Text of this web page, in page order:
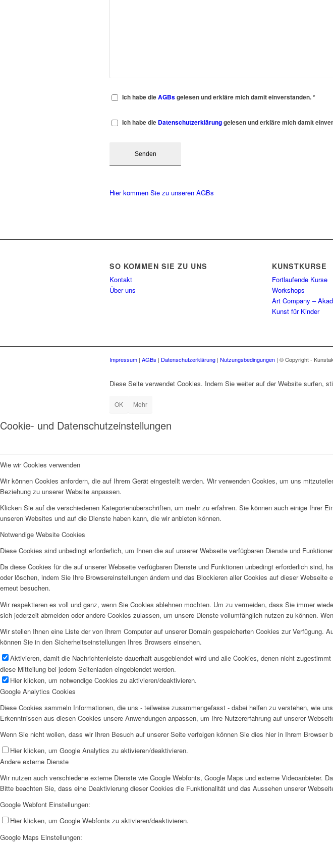
Ich habe dieAGBsgelesen und erkläre mich damit einverstanden.*
Ich habe die Datenschutzerklärunggelesen und erkläre mich damit
Hier kommen Sie zu unseren AGBs
SO KOMMEN SIE ZU UNS
Kontakt
Über uns
KUNSTKURSE
Fortlaufende Kurse
Workshops
Art Company –
Kunst für Kinder
Impressum | AGBs | Datenschutzerklärung | Nutzungsbedingungen | © Copyright -
Diese Seite verwendet Cookies. Indem Sie weiter auf der Website surfen,
OK Mehr
Cookie- und Datenschutzeinstellungen
Wie wir Cookies verwenden
Wir können Cookies anfordern, die auf Ihrem Gerät eingestellt werden. Wir verwenden Cookies, um uns
Beziehung zu unserer Website anpassen.
Klicken Sie auf die verschiedenen Kategorienüberschriften, um mehr zu erfahren. Sie können auch einige Ihrer
unseren Websites und auf die Dienste haben kann, die wir anbieten können.
Notwendige Website Cookies
Diese Cookies sind unbedingt erforderlich, um Ihnen die auf unserer Webseite verfügbaren Dienste und
Da diese Cookies für die auf unserer Webseite verfügbaren Dienste und Funktionen unbedingt erforderlich
oder löschen, indem Sie Ihre Browsereinstellungen ändern und das Blockieren aller Cookies auf dieser
erneut besuchen.
Wir respektieren es voll und ganz, wenn Sie Cookies ablehnen möchten. Um zu vermeiden, dass Sie immer
sich jederzeit abmelden oder andere Cookies zulassen, um unsere Dienste vollumfänglich nutzen zu können.
Wir stellen Ihnen eine Liste der von Ihrem Computer auf unserer Domain gespeicherten Cookies zur
können Sie in den Sicherheitseinstellungen Ihres Browsers einsehen.
Aktivieren, damit die Nachrichtenleiste dauerhaft ausgeblendet wird und alle Cookies, denen nicht
diese Mitteilung bei jedem Seitenladen eingeblendet werden.
Hier klicken, um notwendige Cookies zu aktivieren/deaktivieren.
Google Analytics Cookies
Diese Cookies sammeln Informationen, die uns - teilweise zusammengefasst - dabei helfen zu verstehen, wie
Erkenntnissen aus diesen Cookies unsere Anwendungen anpassen, um Ihre Nutzererfahrung auf unserer
Wenn Sie nicht wollen, dass wir Ihren Besuch auf unserer Seite verfolgen können Sie dies hier in Ihrem Browser
Hier klicken, um Google Analytics zu aktivieren/deaktivieren.
Andere externe Dienste
Wir nutzen auch verschiedene externe Dienste wie Google Webfonts, Google Maps und externe Videoanbieter.
Bitte beachten Sie, dass eine Deaktivierung dieser Cookies die Funktionalität und das Aussehen unserer
Google Webfont Einstellungen:
Hier klicken, um Google Webfonts zu aktivieren/deaktivieren.
Google Maps Einstellungen: